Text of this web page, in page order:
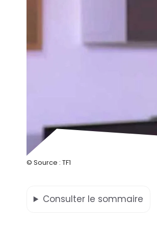
© Source : TF1
Consulter le sommaire